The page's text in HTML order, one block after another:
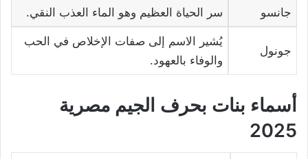
جانسو سر الحياة العظيم وهو الماء العذب النقي.
جونول
يُشير الاسم إلى صفات الإخلاص في الحب
والوفاء بالعهود.
أسماء بنات بحرف الجيم مصرية
2025